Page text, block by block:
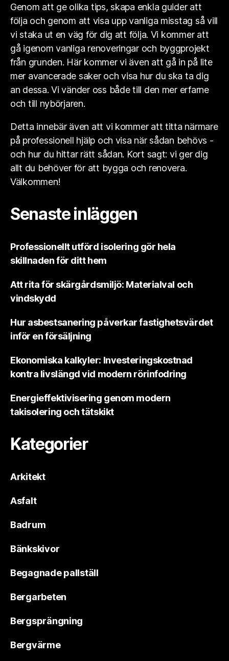
Genom att ge olika tips, skapa enkla guider att
följa och genom att visa upp vanliga misstag så vill
vi staka ut en väg för dig att följa. Vi kommer att
gå igenom vanliga renoveringar och byggprojekt
från grunden. Här kommer vi även att gå in på lite
mer avancerade saker och visa hur du ska ta dig
an dessa. Vi vänder oss både till den mer erfarne
och till nybörjaren.
Detta innebär även att vi kommer att titta närmare
på professionell hjälp och visa när sådan behövs -
och hur du hittar rätt sådan. Kort sagt: vi ger dig
allt du behöver för att bygga och renovera.
Välkommen!
Senaste inläggen
Professionellt utförd isolering gör hela
skillnaden för ditt hem
Att rita för skärgårdsmiljö: Materialval och
vindskydd
Hur asbestsanering påverkar fastighetsvärdet
inför en försäljning
Ekonomiska kalkyler: Investeringskostnad
kontra livslängd vid modern rörinfodring
Energieffektivisering genom modern
takisolering och tätskikt
Kategorier
Arkitekt
Asfalt
Badrum
Bänkskivor
Begagnade pallställ
Bergarbeten
Bergsprängning
Bergvärme